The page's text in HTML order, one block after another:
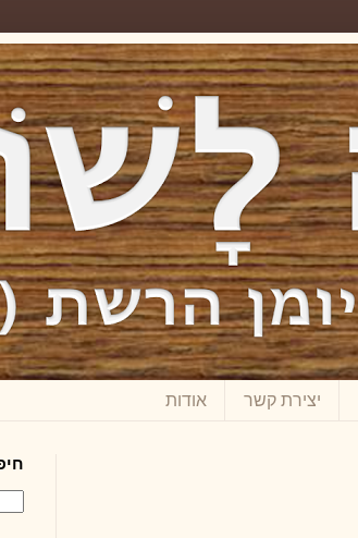
יצירת קשר אודות